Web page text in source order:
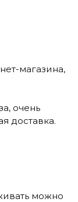
магазина,
очень
доставка.
можно